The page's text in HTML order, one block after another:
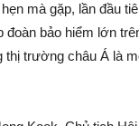
mà gặp, lần đầu
đoàn bảo hiểm lớn
thị trường châu Á là